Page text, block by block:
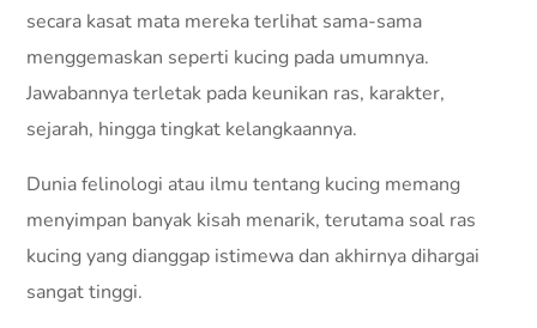
secara kasat mata mereka terlihat sama-sama
menggemaskan seperti kucing pada umumnya.
Jawabannya terletak pada keunikan ras, karakter,
sejarah, hingga tingkat kelangkaannya.
Dunia felinologi atau ilmu tentang kucing memang
menyimpan banyak kisah menarik, terutama soal ras
kucing yang dianggap istimewa dan akhirnya dihargai
sangat tinggi.